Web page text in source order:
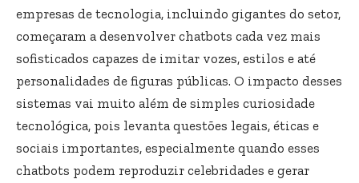
empresas de tecnologia, incluindo gigantes do setor,
começaram a desenvolver chatbots cada vez mais
sofisticados capazes de imitar vozes, estilos e até
personalidades de figuras públicas. O impacto desses
sistemas vai muito além de simples curiosidade
tecnológica, pois levanta questões legais, éticas e
sociais importantes, especialmente quando esses
chatbots podem reproduzir celebridades e gerar